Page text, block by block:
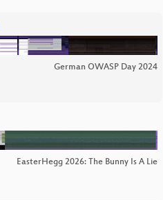
German OWASP Day 2024
EasterHegg 2026: The Bunny Is A Lie